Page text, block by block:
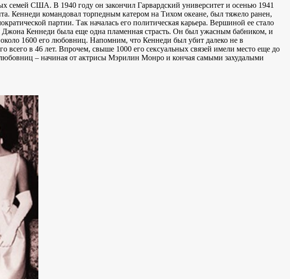
семей США. В 1940 году он закончил Гарвардский университет и осенью 1941
Кеннеди командовал торпедным катером на Тихом океане, был тяжело ранен,
партии. Так началась его политическая карьера. Вершиной ее стало
Кеннеди была еще одна пламенная страсть. Он был ужасным бабником, и
1600 его любовниц. Напомним, что Кеннеди был убит далеко не в
всего в 46 лет. Впрочем, свыше 1000 его сексуальных связей имели место еще до
– начиная от актрисы Мэрилин Монро и кончая самыми захудалыми